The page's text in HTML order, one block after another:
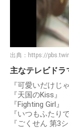
出典： https://
主なテレビドラ
『可愛いだけじ
『天国のKiss』
『Fighting Girl』
『いつもふたりで
『ごくせん 第3